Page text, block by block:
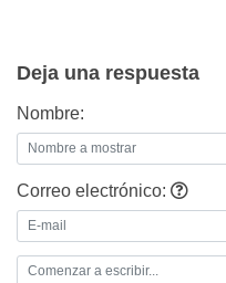
Deja una respuesta
Nombre:
Correo electrónico: